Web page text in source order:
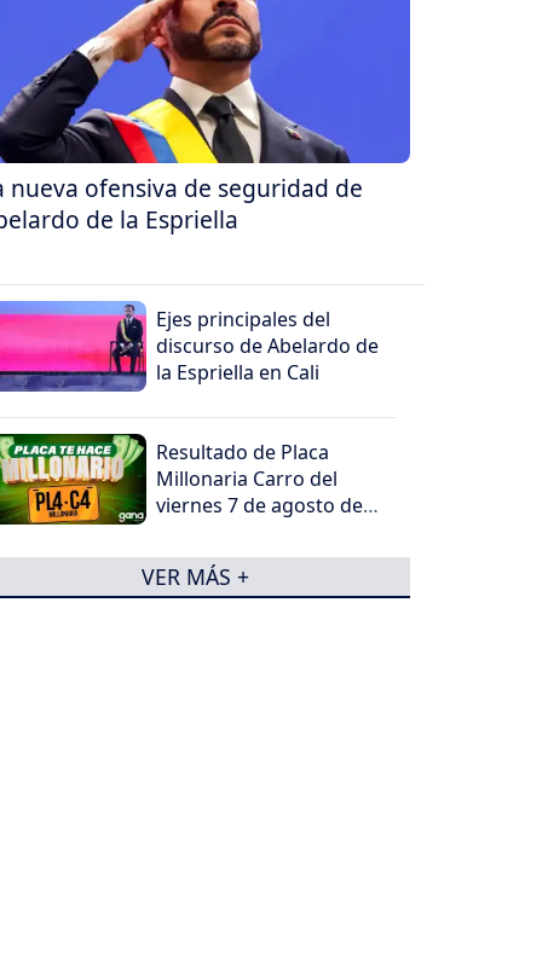
nueva ofensiva de seguridad de
de la Espriella
Ejes principales del
discurso de Abelardo de
la Espriella en Cali
Resultado de Placa
Millonaria Carro del
viernes 7 de agosto de
VER MÁS +